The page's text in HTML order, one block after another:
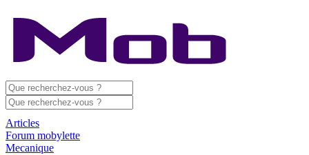
Articles
Forum mobylette
Mecanique